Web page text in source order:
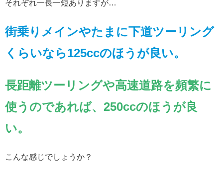
それぞれ一長一短ありますが…
街乗りメインやたまに下道ツーリング
くらいなら125ccのほうが良い。
長距離ツーリングや高速道路を頻繁に
使うのであれば、 250ccのほうが良
い。
こんな感じでしょうか？